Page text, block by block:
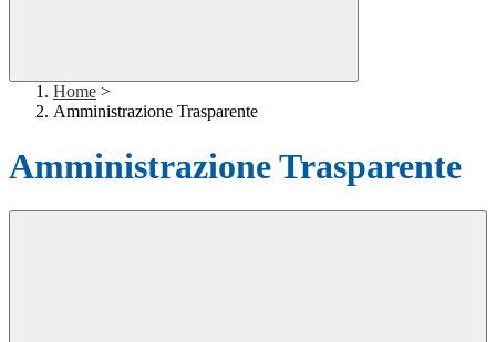
Home >
Amministrazione Trasparente
Amministrazione Trasparente